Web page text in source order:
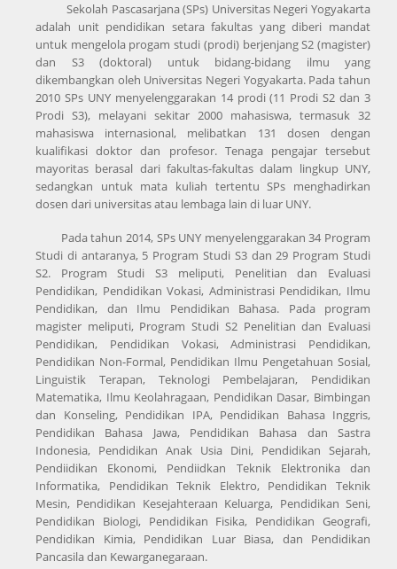
Sekolah Pascasarjana (SPs) Universitas Negeri Yogyakarta
adalah unit pendidikan setara fakultas yang diberi mandat
untuk mengelola progam studi (prodi) berjenjang S2 (magister)
dan S3 (doktoral) untuk bidang-bidang ilmu yang
dikembangkan oleh Universitas Negeri Yogyakarta. Pada tahun
2010 SPs UNY menyelenggarakan 14 prodi (11 Prodi S2 dan 3
Prodi S3), melayani sekitar 2000 mahasiswa, termasuk 32
mahasiswa internasional, melibatkan 131 dosen dengan
kualifikasi doktor dan profesor. Tenaga pengajar tersebut
mayoritas berasal dari fakultas-fakultas dalam lingkup UNY,
sedangkan untuk mata kuliah tertentu SPs menghadirkan
dosen dari universitas atau lembaga lain di luar UNY.
Pada tahun 2014, SPs UNY menyelenggarakan 34 Program
Studi di antaranya, 5 Program Studi S3 dan 29 Program Studi
S2. Program Studi S3 meliputi, Penelitian dan Evaluasi
Pendidikan, Pendidikan Vokasi, Administrasi Pendidikan, Ilmu
Pendidikan, dan Ilmu Pendidikan Bahasa. Pada program
magister meliputi, Program Studi S2 Penelitian dan Evaluasi
Pendidikan, Pendidikan Vokasi, Administrasi Pendidikan,
Pendidikan Non-Formal, Pendidikan Ilmu Pengetahuan Sosial,
Linguistik Terapan, Teknologi Pembelajaran, Pendidikan
Matematika, Ilmu Keolahragaan, Pendidikan Dasar, Bimbingan
dan Konseling, Pendidikan IPA, Pendidikan Bahasa Inggris,
Pendidikan Bahasa Jawa, Pendidikan Bahasa dan Sastra
Indonesia, Pendidikan Anak Usia Dini, Pendidikan Sejarah,
Pendiidikan Ekonomi, Pendiidkan Teknik Elektronika dan
Informatika, Pendidikan Teknik Elektro, Pendidikan Teknik
Mesin, Pendidikan Kesejahteraan Keluarga, Pendidikan Seni,
Pendidikan Biologi, Pendidikan Fisika, Pendidikan Geografi,
Pendidikan Kimia, Pendidikan Luar Biasa, dan Pendidikan
Pancasila dan Kewarganegaraan.